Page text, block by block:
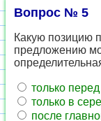
Вопрос № 5
Какую позицию
предложению
только
только в
после